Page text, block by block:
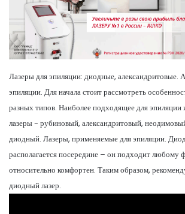
Лазеры для эпиляции: диодные, александритовые.
эпиляции. Для начала стоит рассмотреть
разных типов. Наиболее подходящее для эпиляции
лазеры - рубиновый, александритовый,
диодный. Лазеры, применяемые для эпиляции.
располагается посередине – он подходит любому
относительно комфортен. Таким образом,
диодный лазер.